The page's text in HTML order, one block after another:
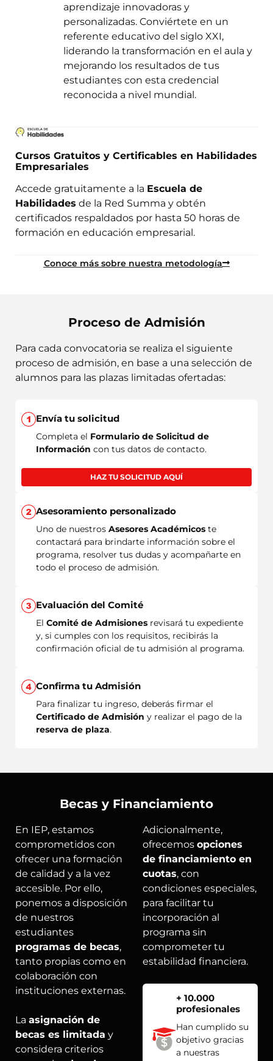
aprendizaje innovadoras y
personalizadas. Conviértete en un
referente educativo del siglo XXI,
liderando la transformación en el aula y
mejorando los resultados de tus
estudiantes con esta credencial
reconocida a nivel mundial.
Cursos Gratuitos y Certificables en Habilidades
Empresariales
Accede gratuitamente a la Escuela de
Habilidades de la Red Summa y obtén
certificados respaldados por hasta 50 horas de
formación en educación empresarial.
Conoce más sobre nuestra metodología
Proceso de Admisión
Para cada convocatoria se realiza el siguiente
proceso de admisión, en base a una selección de
alumnos para las plazas limitadas ofertadas:
Envía tu solicitud
Completa el Formulario de Solicitud de
Información con tus datos de contacto.
HAZ TU SOLICITUD AQUÍ
Asesoramiento personalizado
Uno de nuestros Asesores Académicos te
contactará para brindarte información sobre el
programa, resolver tus dudas y acompañarte en
todo el proceso de admisión.
Evaluación del Comité
El Comité de Admisiones revisará tu expediente
y, si cumples con los requisitos, recibirás la
confirmación oficial de tu admisión al programa.
Confirma tu Admisión
Para finalizar tu ingreso, deberás firmar el
Certificado de Admisión y realizar el pago de la
reserva de plaza.
Becas y Financiamiento
En IEP, estamos
comprometidos con
ofrecer una formación
de calidad y a la vez
accesible. Por ello,
ponemos a disposición
de nuestros
estudiantes
programas de becas,
tanto propias como en
colaboración con
instituciones externas.
La asignación de
becas es limitada y
considera criterios
Adicionalmente,
ofrecemos opciones
de financiamiento en
cuotas, con
condiciones especiales,
para facilitar tu
incorporación al
programa sin
comprometer tu
estabilidad financiera.
+ 10.000
profesionales
Han cumplido su
objetivo gracias
a nuestras